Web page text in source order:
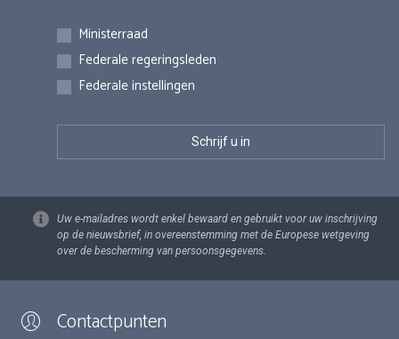
Inschrijvingen
Ministerraad
Federale regeringsleden
Federale instellingen
Uw e-mailadres wordt enkel bewaard en gebruikt voor uw inschrijving
op de nieuwsbrief, in overeenstemming met de Europese wetgeving
over de bescherming van persoonsgegevens.
Contactpunten